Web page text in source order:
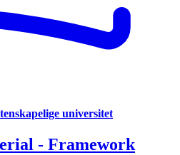
universitet
- Framework